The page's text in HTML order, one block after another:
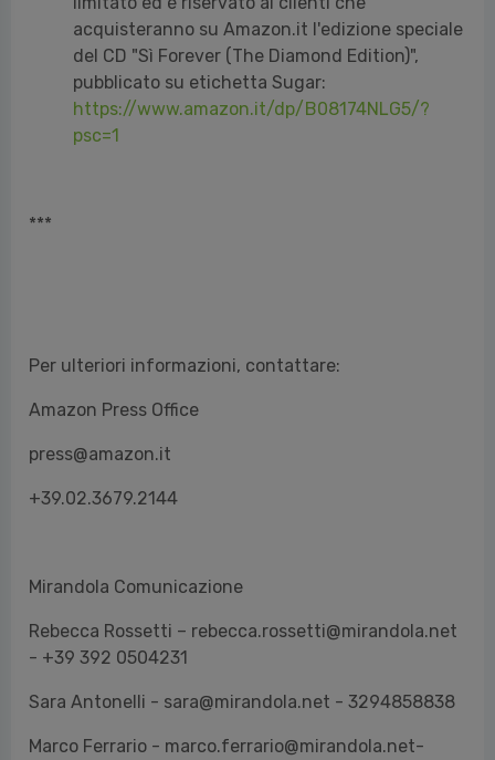
acquisteranno su Amazon.it l'edizione speciale
del CD "Sì Forever (The Diamond Edition)",
pubblicato su etichetta Sugar:
https://www.amazon.it/dp/B08174NLG5/?
psc=1
***
Per ulteriori informazioni, contattare:
Amazon Press Office
press@amazon.it
+39.02.3679.2144
Mirandola Comunicazione
Rebecca Rossetti – rebecca.rossetti@mirandola.net
- +39 392 0504231
Sara Antonelli - sara@mirandola.net - 3294858838
Marco Ferrario - marco.ferrario@mirandola.net-